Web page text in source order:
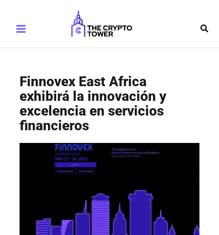
contenido
Menu
Finnovex East Africa
exhibirá la innovación y
excelencia en servicios
financieros